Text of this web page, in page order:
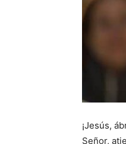
¡Jesús,
Señor,